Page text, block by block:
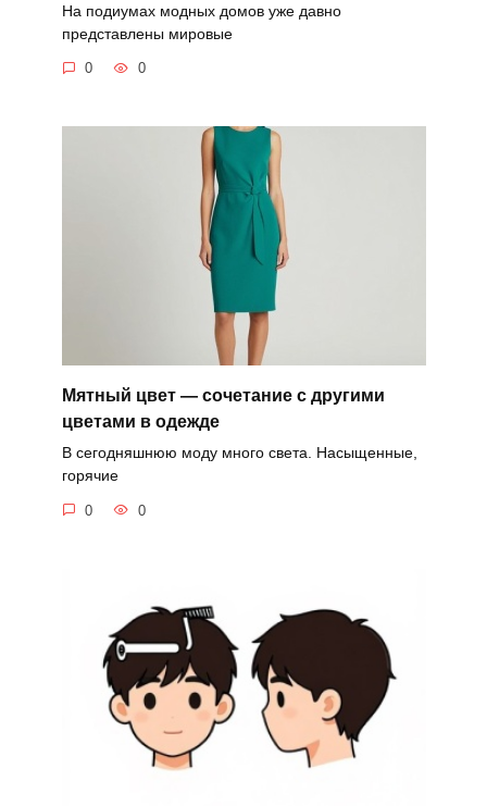
На подиумах модных домов уже давно
представлены мировые
0 0
Мятный цвет — сочетание с другими
цветами в одежде
В сегодняшнюю моду много света. Насыщенные,
горячие
0 0